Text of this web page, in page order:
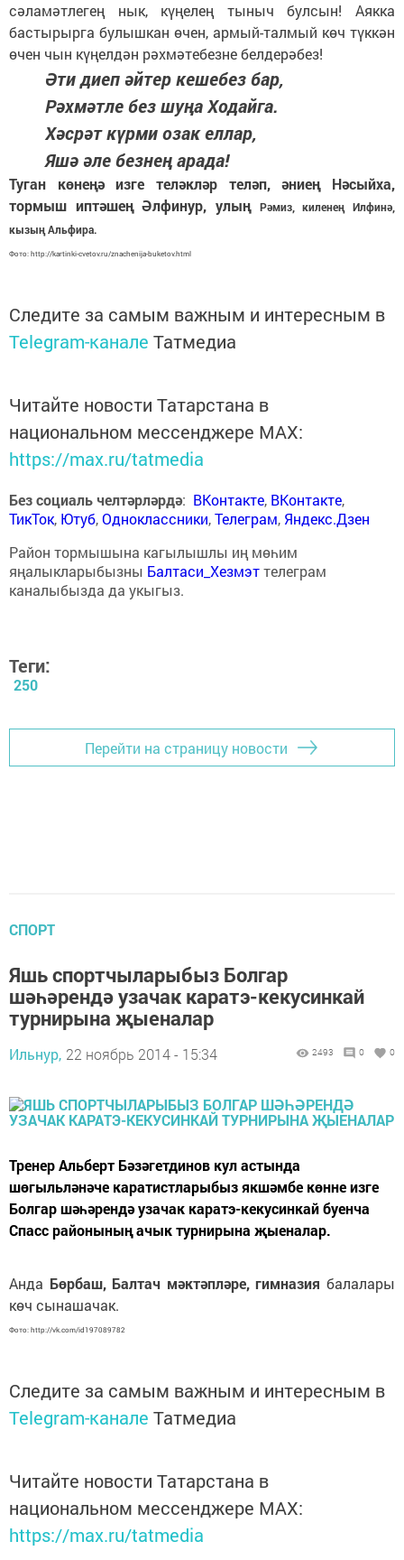
сәламәтлегең нык, күңелең тыныч булсын! Аякка
бастырырга булышкан өчен, армый-талмый көч түккән
өчен чын күңелдән рәхмәтебезне белдерәбез!
Әти диеп әйтер кешебез бар,
Рәхмәтле без шуңа Ходайга.
Хәсрәт күрми озак еллар,
Яшә әле безнең арада!
Туган көнеңә изге теләкләр теләп, әниең Нәсыйха,
тормыш иптәшең Әлфинур, улың Рәмиз, киленең Илфинә,
кызың Альфира.
Фото: http://kartinki-cvetov.ru/znachenija-buketov.html
Следите за самым важным и интересным в
Telegram-канале Татмедиа
Читайте новости Татарстана в
национальном мессенджере MАХ:
https://max.ru/tatmedia
Без социаль челтәрләрдә: ВКонтакте, ВКонтакте,
ТикТок, Ютуб,Одноклассники,Телеграм, Яндекс.Дзен
Район тормышына кагылышлы иң мөһим
яңалыкларыбызны Балтаси_Хезмэттелеграм
каналыбызда да укыгыз.
Теги:
250
Перейти на страницу новости
СПОРТ
Яшь спортчыларыбыз Болгар
шәһәрендә узачак каратэ-кекусинкай
турнирына җыеналар
Ильнур, 22 ноябрь 2014 - 15:34 2493 0 0
Тренер Альберт Бәзәгетдинов кул астында
шөгыльләнәче каратистларыбыз якшәмбе көнне изге
Болгар шәһәрендә узачак каратэ-кекусинкай буенча
Спасс районының ачык турнирына җыеналар.
Анда Бөрбаш, Балтач мәктәпләре, гимназия балалары
көч сынашачак.
Фото: http://vk.com/id197089782
Следите за самым важным и интересным в
Telegram-канале Татмедиа
Читайте новости Татарстана в
национальном мессенджере MАХ:
https://max.ru/tatmedia